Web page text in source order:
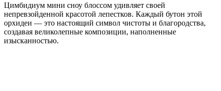
Цимбидиум мини сноу блоссом удивляет своей
непревзойденной красотой лепестков. Каждый бутон этой
орхидеи — это настоящий символ чистоты и благородства,
создавая великолепные композиции, наполненные
изысканностью.